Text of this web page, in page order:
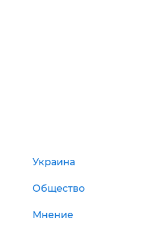
Украина
Общество
Мнение